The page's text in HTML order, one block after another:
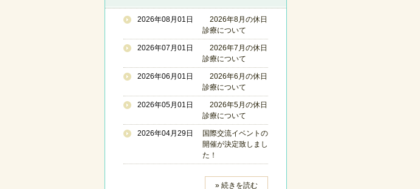
2026年08月01日
2026年8月の休日
診療について
2026年07月01日
2026年7月の休日
診療について
2026年06月01日
2026年6月の休日
診療について
2026年05月01日
2026年5月の休日
診療について
2026年04月29日
国際交流イベントの
開催が決定致しまし
た！
» 続きを読む